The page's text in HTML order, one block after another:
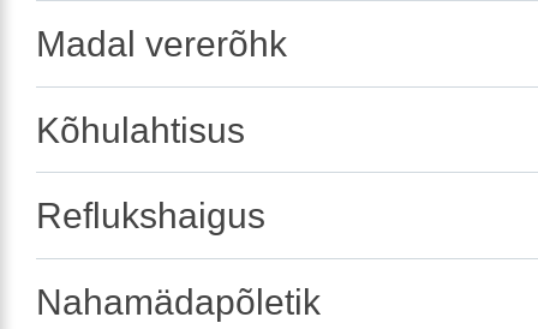
Madal vererõhk
Kõhulahtisus
Reflukshaigus
Nahamädapõletik